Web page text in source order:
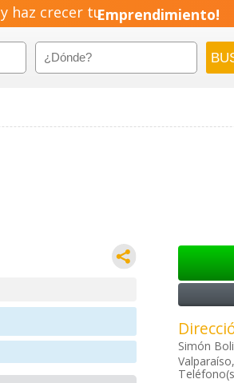
haz crecer tuEmprendimiento!
Simón